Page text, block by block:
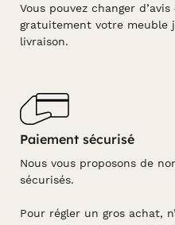
Vous pouvez changer
gratuitement votre meuble
livraison.
Paiement sécurisé
Nous vous proposons de
sécurisés.
Pour régler un gros achat,